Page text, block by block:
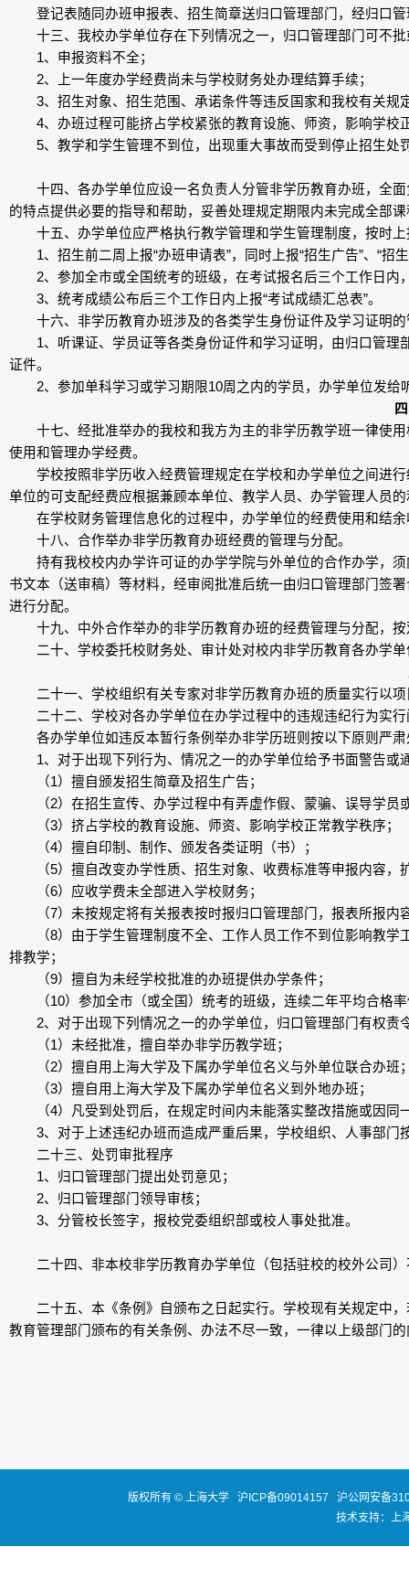
登记表随同办班申报表、招生简章送归口管理部门，经归口管
十三、我校办学单位存在下列情况之一，归口管理部门可不批
1、申报资料不全；
2、上一年度办学经费尚未与学校财务处办理结算手续；
3、招生对象、招生范围、承诺条件等违反国家和我校有关规
4、办班过程可能挤占学校紧张的教育设施、师资，影响学校
5、教学和学生管理不到位，出现重大事故而受到停止招生处
十四、各办学单位应设一名负责人分管非学历教育办班，全面
的特点提供必要的指导和帮助，妥善处理规定期限内未完成全部
十五、办学单位应严格执行教学管理和学生管理制度，按时上
1、招生前二周上报“办班申请表”，同时上报“招生广告”、“招
2、参加全市或全国统考的班级，在考试报名后三个工作日内
3、统考成绩公布后三个工作日内上报“考试成绩汇总表”。
十六、非学历教育办班涉及的各类学生身份证件及学习证明的
1、听课证、学员证等各类身份证件和学习证明，由归口管理
证件。
2、参加单科学习或学习期限10周之内的学员，办学单位发给
十七、经批准举办的我校和我方为主的非学历教学班一律使用
使用和管理办学经费。
学校按照非学历收入经费管理规定在学校和办学单位之间进行
单位的可支配经费应根据兼顾本单位、教学人员、办学管理人员
在学校财务管理信息化的过程中，办学单位的经费使用和结余
十八、合作举办非学历教育办班经费的管理与分配。
持有我校校内办学许可证的办学学院与外单位的合作办学，须
书文本（送审稿）等材料，经审阅批准后统一由归口管理部门签
进行分配。
十九、中外合作举办的非学历教育办班的经费管理与分配，按
二十、学校委托校财务处、审计处对校内非学历教育各办学单
二十一、学校组织有关专家对非学历教育办班的质量实行以项
二十二、学校对各办学单位在办学过程中的违规违纪行为实行
各办学单位如违反本暂行条例举办非学历班则按以下原则严肃
1、对于出现下列行为、情况之一的办学单位给予书面警告或
（1）擅自颁发招生简章及招生广告；
（2）在招生宣传、办学过程中有弄虚作假、蒙骗、误导学员
（3）挤占学校的教育设施、师资、影响学校正常教学秩序；
（4）擅自印制、制作、颁发各类证明（书）；
（5）擅自改变办学性质、招生对象、收费标准等申报内容，
（6）应收学费未全部进入学校财务；
（7）未按规定将有关报表按时报归口管理部门，报表所报内
（8）由于学生管理制度不全、工作人员工作不到位影响教学
排教学；
（9）擅自为未经学校批准的办班提供办学条件；
（10）参加全市（或全国）统考的班级，连续二年平均合格率
2、对于出现下列情况之一的办学单位，归口管理部门有权责
（1）未经批准，擅自举办非学历教学班；
（2）擅自用上海大学及下属办学单位名义与外单位联合办班
（3）擅自用上海大学及下属办学单位名义到外地办班；
（4）凡受到处罚后，在规定时间内未能落实整改措施或因同
3、对于上述违纪办班而造成严重后果，学校组织、人事部门
二十三、处罚审批程序
1、归口管理部门提出处罚意见；
2、归口管理部门领导审核；
3、分管校长签字，报校党委组织部或校人事处批准。
二十四、非本校非学历教育办学单位（包括驻校的校外公司）
二十五、本《条例》自颁布之日起实行。学校现有关规定中，
教育管理部门颁布的有关条例、办法不尽一致，一律以上级部门
版权所有 © 上海大学 沪ICP备09014157
沪公网安备
技术支持： 上